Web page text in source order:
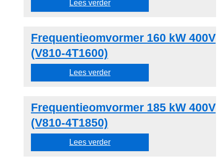
Lees verder
Frequentieomvormer 160 kW 400V
(V810-4T1600)
Lees verder
Frequentieomvormer 185 kW 400V
(V810-4T1850)
Lees verder